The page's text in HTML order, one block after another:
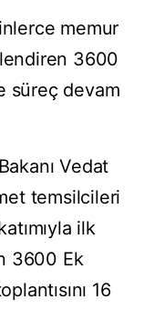
memur
3600
süreç devam
Vedat
temsilcileri
ilk
3600 Ek
16